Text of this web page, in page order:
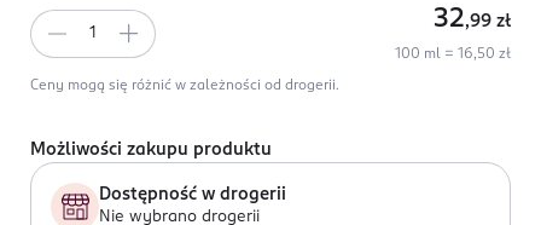
32,99 zł
100 ml = 16,50 zł
Ceny mogą się różnić w zależności od drogerii.
Możliwości zakupu produktu
Dostępność w drogerii
Nie wybrano drogerii